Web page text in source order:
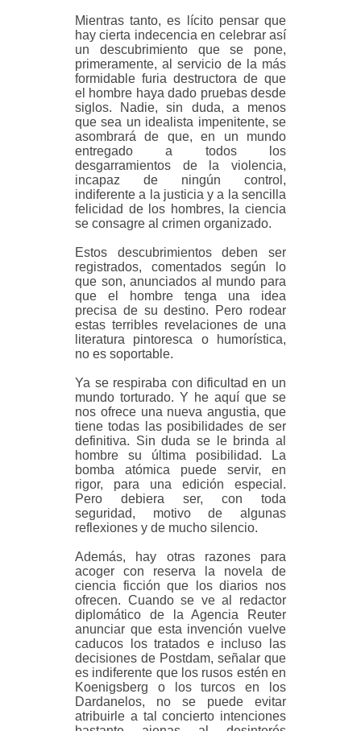
Mientras tanto, es lícito pensar que
hay cierta indecencia en celebrar así
un descubrimiento que se pone,
primeramente, al servicio de la más
formidable furia destructora de que
el hombre haya dado pruebas desde
siglos. Nadie, sin duda, a menos
que sea un idealista impenitente, se
asombrará de que, en un mundo
entregado a todos los
desgarramientos de la violencia,
incapaz de ningún control,
indiferente a la justicia y a la sencilla
felicidad de los hombres, la ciencia
se consagre al crimen organizado.
Estos descubrimientos deben ser
registrados, comentados según lo
que son, anunciados al mundo para
que el hombre tenga una idea
precisa de su destino. Pero rodear
estas terribles revelaciones de una
literatura pintoresca o humorística,
no es soportable.
Ya se respiraba con dificultad en un
mundo torturado. Y he aquí que se
nos ofrece una nueva angustia, que
tiene todas las posibilidades de ser
definitiva. Sin duda se le brinda al
hombre su última posibilidad. La
bomba atómica puede servir, en
rigor, para una edición especial.
Pero debiera ser, con toda
seguridad, motivo de algunas
reflexiones y de mucho silencio.
Además, hay otras razones para
acoger con reserva la novela de
ciencia ficción que los diarios nos
ofrecen. Cuando se ve al redactor
diplomático de la Agencia Reuter
anunciar que esta invención vuelve
caducos los tratados e incluso las
decisiones de Postdam, señalar que
es indiferente que los rusos estén en
Koenigsberg o los turcos en los
Dardanelos, no se puede evitar
atribuirle a tal concierto intenciones